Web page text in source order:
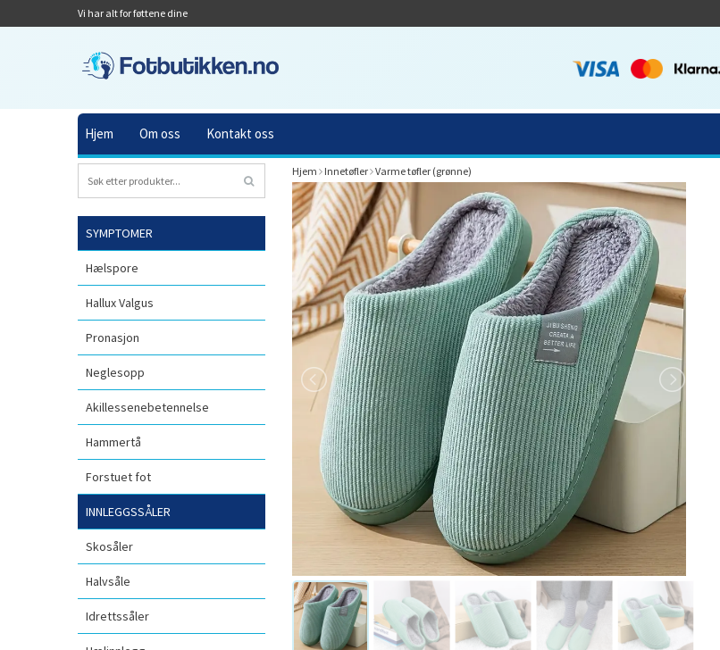
Vi har alt for føttene dine
Hjem Om oss Kontakt oss
SYMPTOMER
Hælspore
Hallux Valgus
Pronasjon
Neglesopp
Akillessenebetennelse
Hammertå
Forstuet fot
INNLEGGSSÅLER
Skosåler
Halvsåle
Idrettssåler
Hjem Innetøfler Varme tøfler (grønne)